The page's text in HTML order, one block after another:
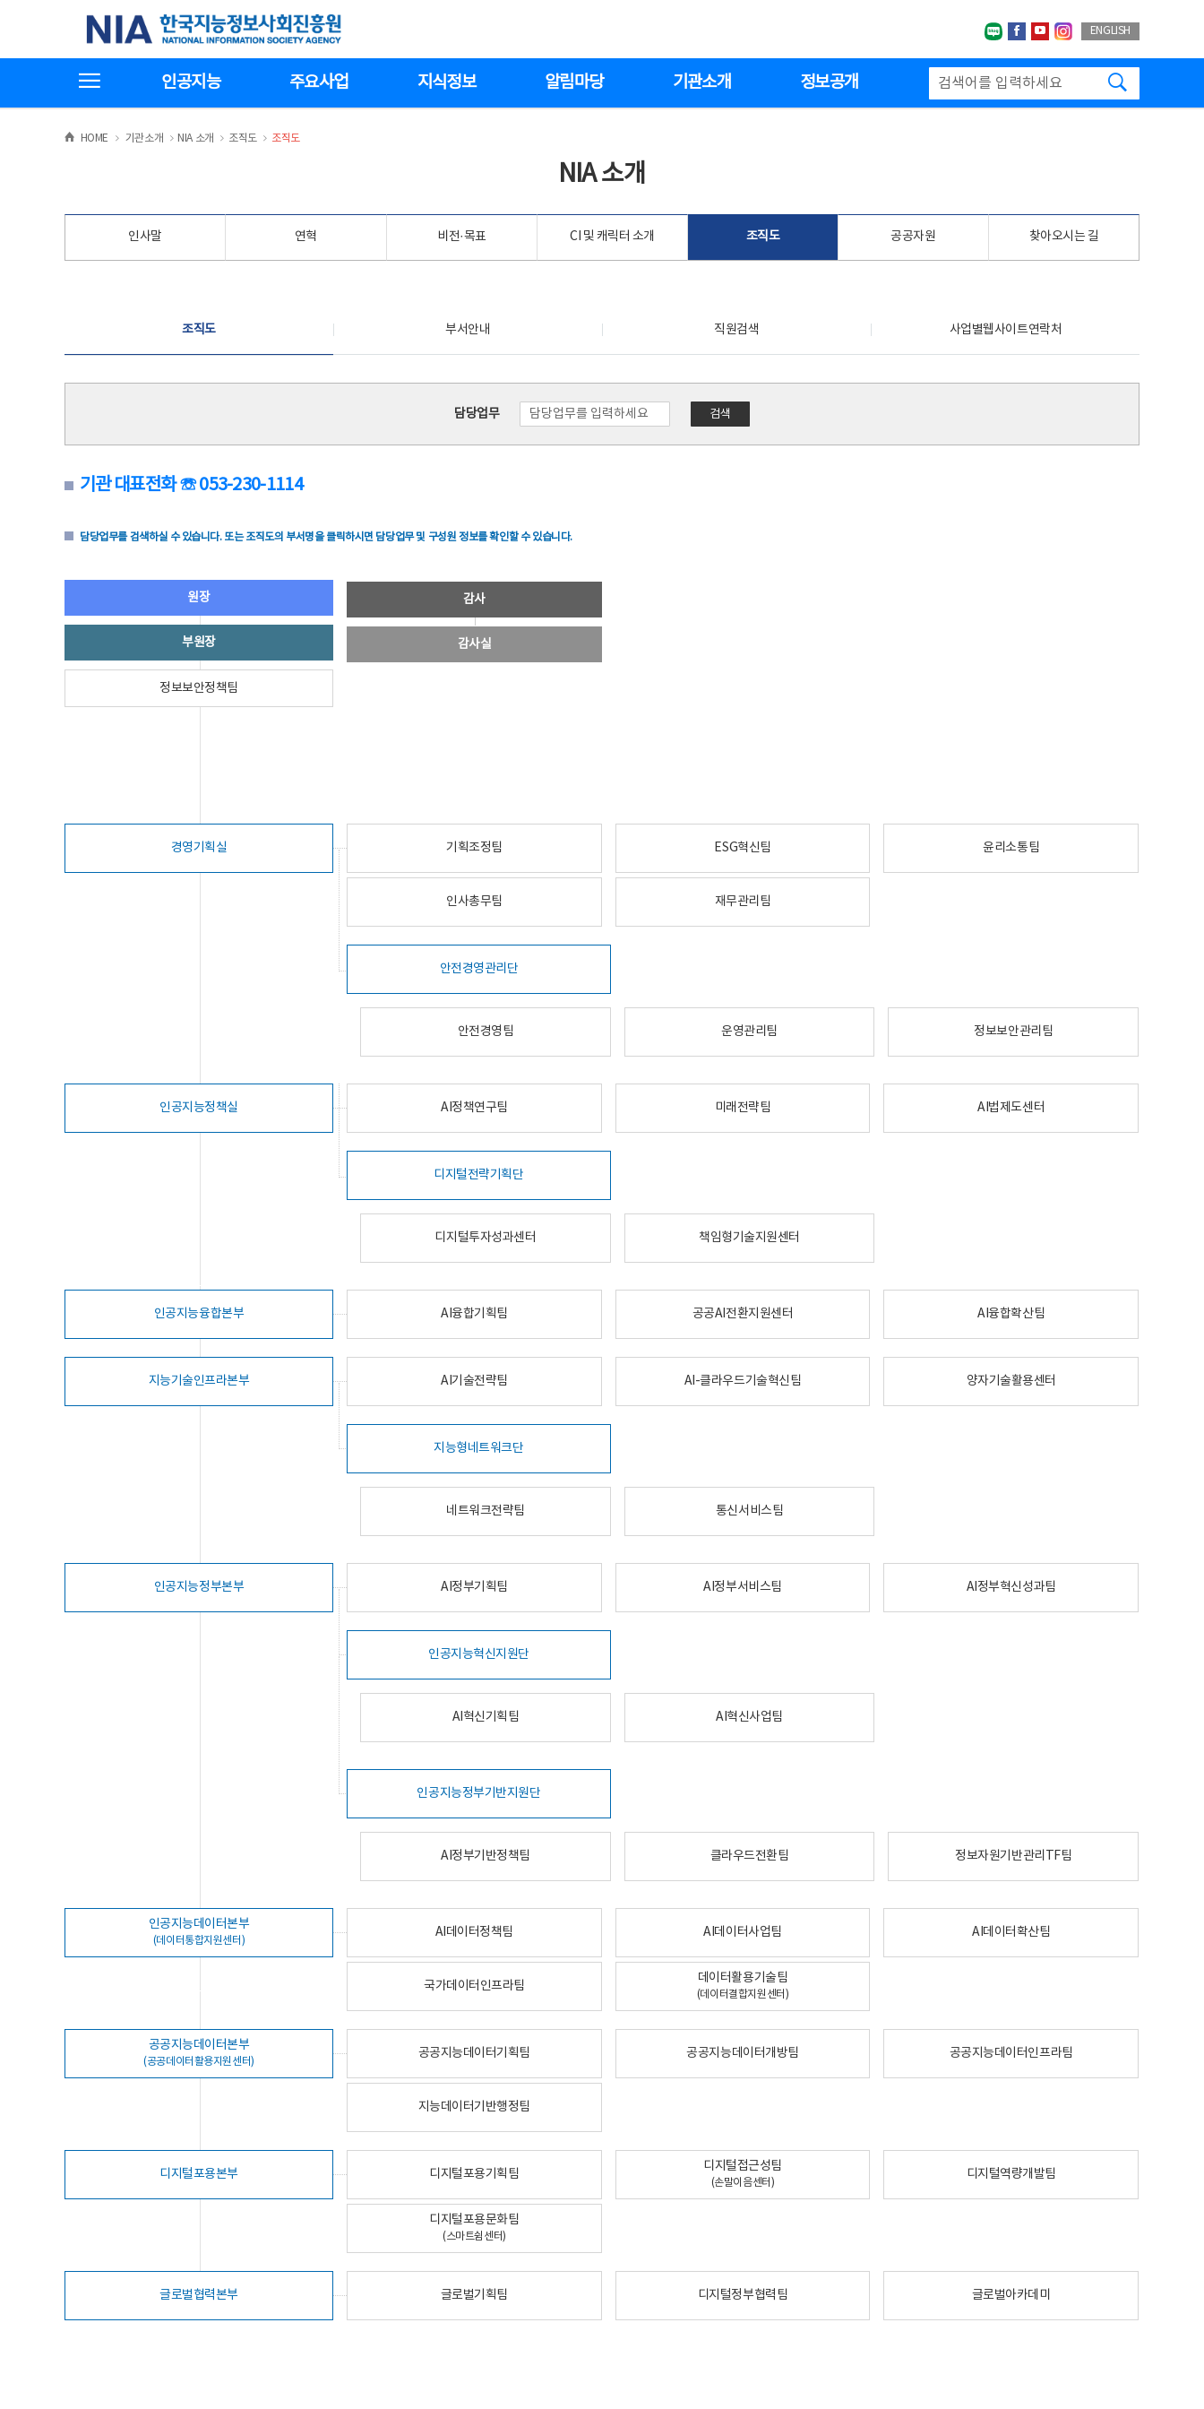
기
한국지능정보사회진흥원
네이버블로그
페이스북
유투브인스타그랩
ENGLISH
인공지능 주요사업 지식정보 알림마당 기관소개 정보공개
HOME >
기관소개 >NIA 소개 >
조직도 >
조직도
NIA 소개
인사말 연혁 비전·목표 CI 및 캐릭터 소개 조직도 공공자원 찾아오시는 길
조직도 부서안내 직원검색 사업별웹사이트연락처
담당업무 검색
기관 대표전화 ☏ 053-230-1114
담당업무를 검색하실 수 있습니다. 또는 조직도의 부서명을 클릭하시면 담당업무 및 구성원 정보를 확인할 수 있습니다.
원장
부원장
정보보안정책팀
감사
감사실
경영기획실 기획조정팀 ESG혁신팀 윤리소통팀
인사총무팀 재무관리팀
안전경영관리단
안전경영팀 운영관리팀 정보보안관리팀
인공지능정책실 AI정책연구팀 미래전략팀 AI법제도센터
디지털전략기획단
디지털투자성과센터 책임형기술지원센터
인공지능융합본부 AI융합기획팀 공공AI전환지원센터 AI융합확산팀
지능기술인프라본부 AI기술전략팀 AI-클라우드기술혁신팀 양자기술활용센터
지능형네트워크단
네트워크전략팀 통신서비스팀
인공지능정부본부 AI정부기획팀 AI정부서비스팀 AI정부혁신성과팀
인공지능혁신지원단
AI혁신기획팀 AI혁신사업팀
인공지능정부기반지원단
AI정부기반정책팀 클라우드전환팀 정보자원기반관리TF팀
인공지능데이터본부
(데이터통합지원센터)
AI데이터정책팀 AI데이터사업팀 AI데이터확산팀
국가데이터인프라팀
데이터활용기술팀
(데이터결합지원센터)
공공지능데이터본부
(공공데이터활용지원센터)
공공지능데이터기획팀 공공지능데이터개방팀 공공지능데이터인프라팀
지능데이터기반행정팀
디지털포용본부 디지털포용기획팀
디지털접근성팀
(손말이음센터)
디지털역량개발팀
디지털포용문화팀
(스마트쉼센터)
글로벌협력본부 글로벌기획팀 디지털정부협력팀 글로벌아카데미